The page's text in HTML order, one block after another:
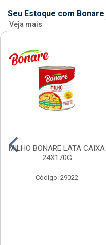
Seu Estoque com Bonare
Veja mais
MILHO BONARE LATA CAIXA
24X170G
Código: 29022